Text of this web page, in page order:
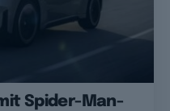
Spider-Man-